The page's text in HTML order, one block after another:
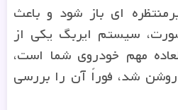
ای باز شود و باعث
سیستم ایربگ یکی از
مهم خودروی شما است،
روشن شد، فوراً آن را بررسی